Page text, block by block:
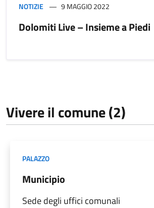
NOTIZIE 9 MAGGIO 2022
Dolomiti Live – Insieme a Piedi
Vivere il comune (2)
PALAZZO
Municipio
Sede degli uffici comunali